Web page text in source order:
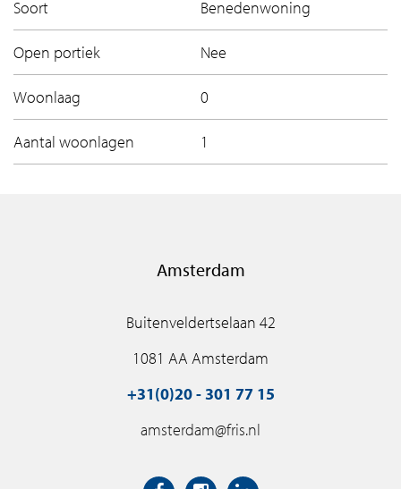
Soort Benedenwoning
Open portiek Nee
Woonlaag 0
Aantal woonlagen 1
Amsterdam
Buitenveldertselaan 42
1081 AA Amsterdam
+31(0)20 - 301 77 15
amsterdam@fris.nl